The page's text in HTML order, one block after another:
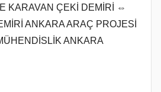
KARAVAN ÇEKİ DEMİRİ ⇔
ANKARA ARAÇ PROJESİ
ANKARA